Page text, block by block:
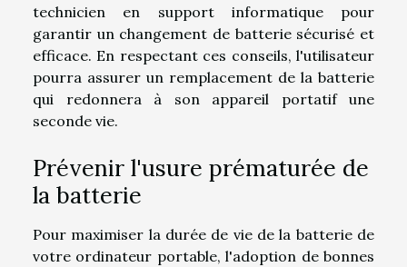
technicien en support informatique pour
garantir un changement de batterie sécurisé et
efficace. En respectant ces conseils, l'utilisateur
pourra assurer un remplacement de la batterie
qui redonnera à son appareil portatif une
seconde vie.
Prévenir l'usure prématurée de
la batterie
Pour maximiser la durée de vie de la batterie de
votre ordinateur portable, l'adoption de bonnes